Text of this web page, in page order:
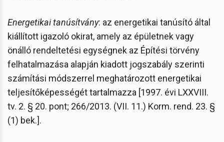
Energetikai tanúsítvány: az energetikai tanúsító által
kiállított igazoló okirat, amely az épületnek vagy
önálló rendeltetési egységnek az Építési törvény
felhatalmazása alapján kiadott jogszabály szerinti
számítási módszerrel meghatározott energetikai
teljesítőképességét tartalmazza [1997. évi LXXVIII.
tv. 2. § 20. pont; 266/2013. (VII. 11.) Korm. rend. 23. §
(1) bek.].